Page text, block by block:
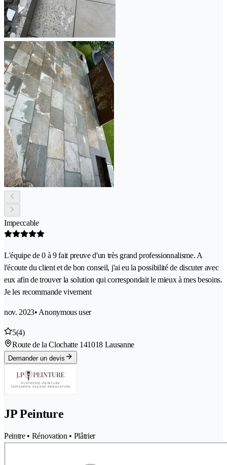
Impeccable
L'équipe de 0 à 9 fait preuve d'un très grand professionnalisme. A
l'écoute du client et de bon conseil, j'ai eu la possibilité de discuter avec
eux afin de trouver la solution qui correspondait le mieux à mes besoins.
Je les recommande vivement
nov. 2023• Anonymous user
5(4)
Route de la Clochatte 141018 Lausanne
Demander un devis
JP Peinture
Peintre • Rénovation • Plâtrier